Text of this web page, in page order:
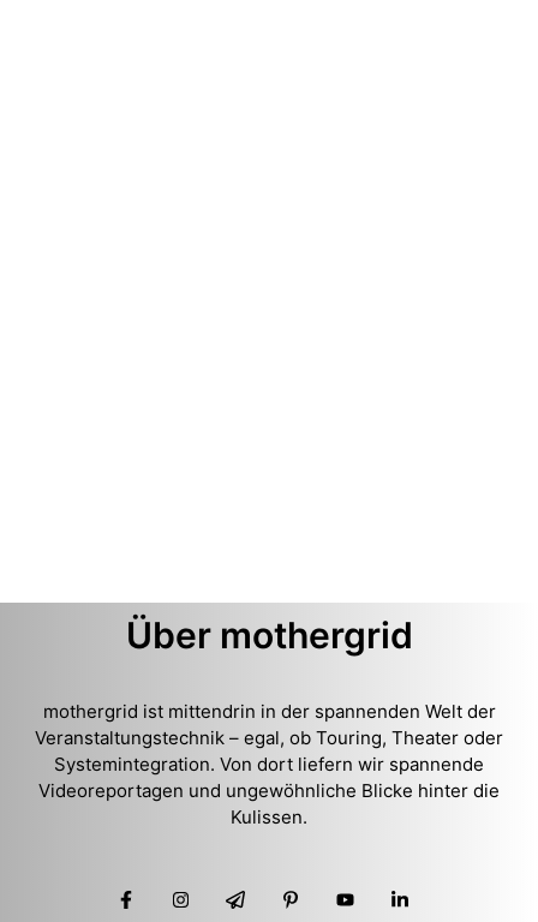
Über mothergrid
mothergrid ist mittendrin in der spannenden Welt der
Veranstaltungstechnik – egal, ob Touring, Theater oder
Systemintegration. Von dort liefern wir spannende
Videoreportagen und ungewöhnliche Blicke hinter die
Kulissen.